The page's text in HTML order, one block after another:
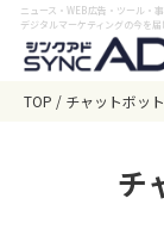
ニュース・WEB広告・ツール・
デジタルマーケティングの今を
TOP チャットボッ
チ